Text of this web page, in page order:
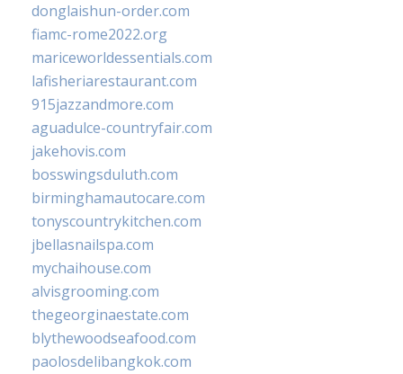
donglaishun-order.com
fiamc-rome2022.org
mariceworldessentials.com
lafisheriarestaurant.com
915jazzandmore.com
aguadulce-countryfair.com
jakehovis.com
bosswingsduluth.com
birminghamautocare.com
tonyscountrykitchen.com
jbellasnailspa.com
mychaihouse.com
alvisgrooming.com
thegeorginaestate.com
blythewoodseafood.com
paolosdelibangkok.com